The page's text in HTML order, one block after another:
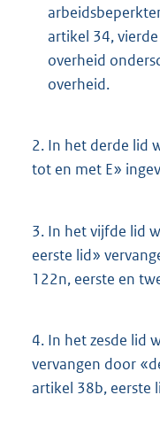
artikel 34,
overheid
overheid.
2. In het derde lid
tot en met E»
3. In het vijfde lid
eerste lid»
122n, eerste en
4. In het zesde lid
vervangen door
artikel 38b, eerste